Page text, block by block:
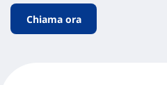
Chiama ora